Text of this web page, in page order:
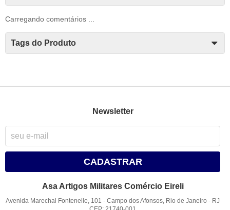
Carregando comentários ...
Tags do Produto
Newsletter
CADASTRAR
Asa Artigos Militares Comércio Eireli
Avenida Marechal Fontenelle, 101 -Campo dos Afonsos, Rio de Janeiro - RJ